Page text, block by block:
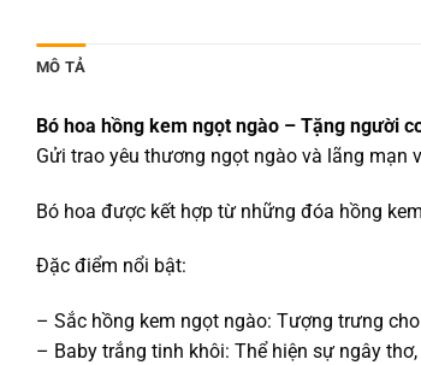
MÔ TẢ
Bó hoa hồng kem ngọt ngào – Tặng người
Gửi trao yêu thương ngọt ngào và lãng mạn
Bó hoa được kết hợp từ những đóa hồng
Đặc điểm nổi bật:
– Sắc hồng kem ngọt ngào: Tượng trưng
– Baby trắng tinh khôi: Thể hiện sự ngây